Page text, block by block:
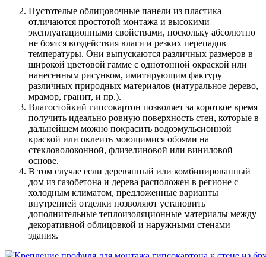
Пустотелые облицовочные панели из пластика
отличаются простотой монтажа и высокими
эксплуатационными свойствами, поскольку абсолютно
не боятся воздействия влаги и резких перепадов
температуры. Они выпускаются различных размеров в
широкой цветовой гамме с однотонной окраской или
нанесенным рисунком, имитирующим фактуру
различных природных материалов (натуральное дерево,
мрамор, гранит, и пр.).
Влагостойкий гипсокартон позволяет за короткое время
получить идеально ровную поверхность стен, которые в
дальнейшем можно покрасить водоэмульсионной
краской или оклеить моющимися обоями на
стекловолоконной, флизелиновой или виниловой
основе.
В том случае если деревянный или комбинированный
дом из газобетона и дерева расположен в регионе с
холодным климатом, предложенные варианты
внутренней отделки позволяют установить
дополнительные теплоизоляционные материалы между
декоративной облицовкой и наружными стенами
здания.